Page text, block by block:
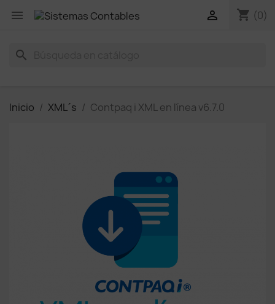
 shopping_cart (0)

search
Inicio XML´s Contpaq i XML en línea v6.7.0